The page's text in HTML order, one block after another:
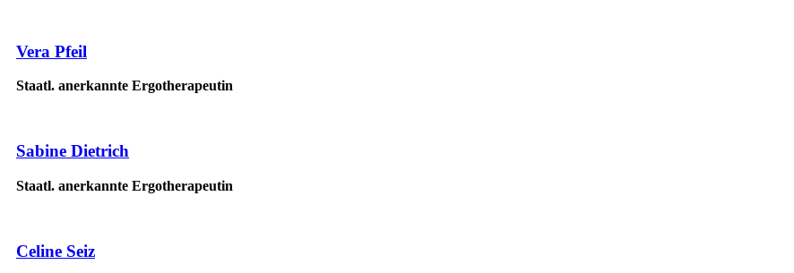
Vera Pfeil
Staatl. anerkannte Ergotherapeutin
Sabine Dietrich
Staatl. anerkannte Ergotherapeutin
Celine Seiz